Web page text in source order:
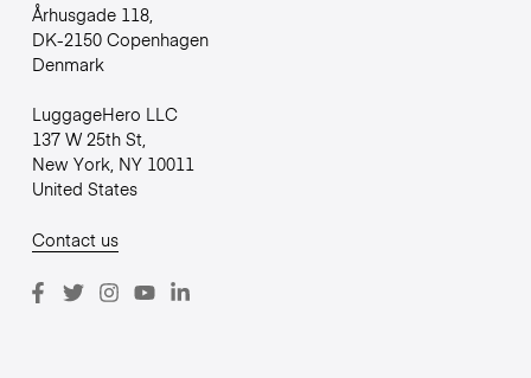
Århusgade 118,
DK-2150 Copenhagen
Denmark
LuggageHero LLC
137 W 25th St,
New York, NY 10011
United States
Contact us